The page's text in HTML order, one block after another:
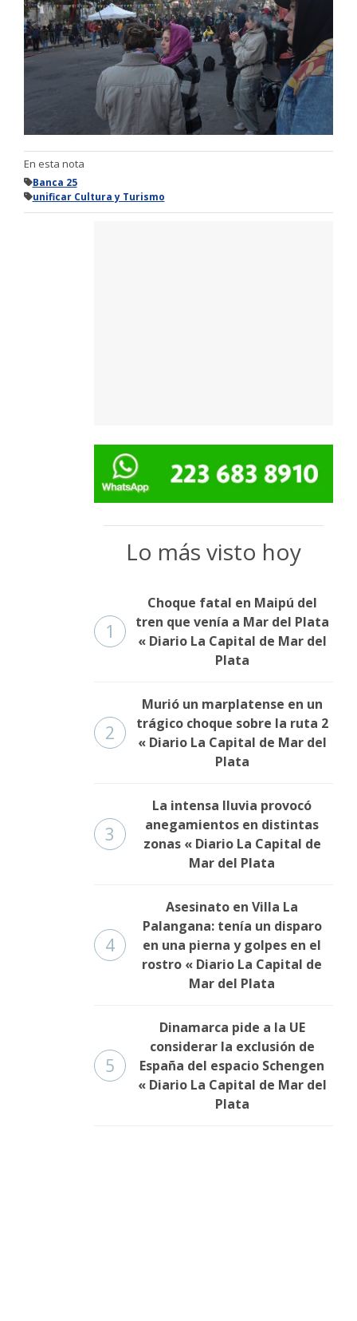
En esta nota
Banca 25
unificar Cultura y Turismo
Lo más visto hoy
1
Choque fatal en Maipú del
tren que venía a Mar del Plata
« Diario La Capital de Mar del
Plata
2
Murió un marplatense en un
trágico choque sobre la ruta 2
« Diario La Capital de Mar del
Plata
3
La intensa lluvia provocó
anegamientos en distintas
zonas « Diario La Capital de
Mar del Plata
4
Asesinato en Villa La
Palangana: tenía un disparo
en una pierna y golpes en el
rostro « Diario La Capital de
Mar del Plata
5
Dinamarca pide a la UE
considerar la exclusión de
España del espacio Schengen
« Diario La Capital de Mar del
Plata